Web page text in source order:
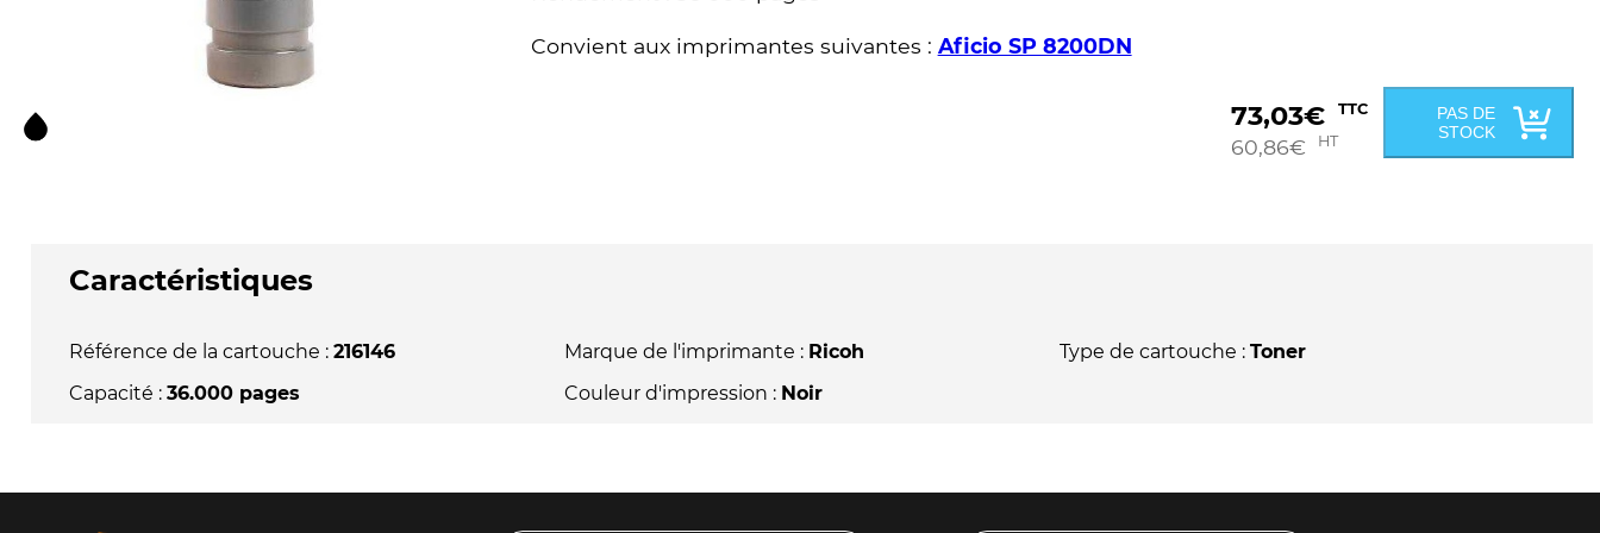
Convient aux imprimantes suivantes : Aficio SP 8200DN
73,03€ TTC
60,86€ HT
PAS DE
STOCK
Caractéristiques
Référence de la cartouche : 216146
Capacité : 36.000 pages
Marque de l'imprimante : Ricoh
Couleur d'impression : Noir
Type de cartouche : Toner